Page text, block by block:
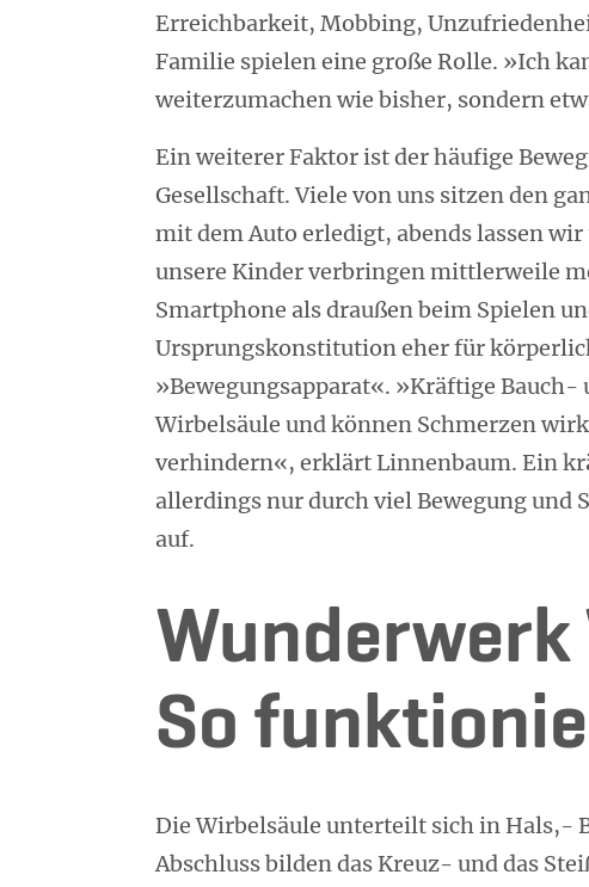
Erreichbarkeit, Mobbing,
Familie spielen eine große Rolle. »Ich
weiterzumachen wie bisher, sondern
Ein weiterer Faktor ist der häufige
Gesellschaft. Viele von uns sitzen den
mit dem Auto erledigt, abends lassen
unsere Kinder verbringen mittlerweile
Smartphone als draußen beim Spielen
Ursprungskonstitution eher für
»Bewegungsapparat«. »Kräftige
Wirbelsäule und können Schmerzen
verhindern«, erklärt Linnenbaum. Ein
allerdings nur durch viel Bewegung und
auf.
So
Die Wirbelsäule unterteilt sich in Hals,-
Abschluss bilden das Kreuz- und das